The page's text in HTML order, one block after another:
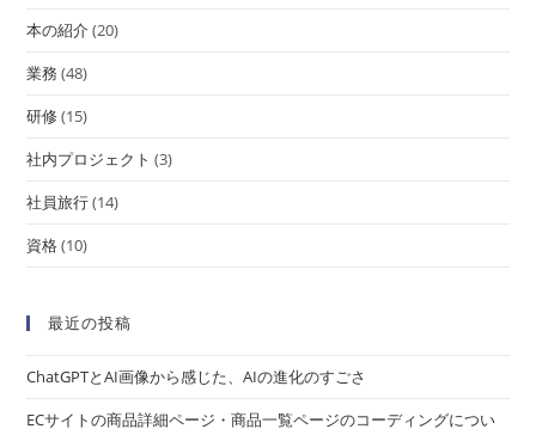
本の紹介(20)
業務(48)
研修(15)
社内プロジェクト (3)
社員旅行(14)
資格(10)
最近の投稿
ChatGPTとAI画像から感じた、AIの進化のすごさ
ECサイトの商品詳細ページ・商品一覧ページのコーディングについ